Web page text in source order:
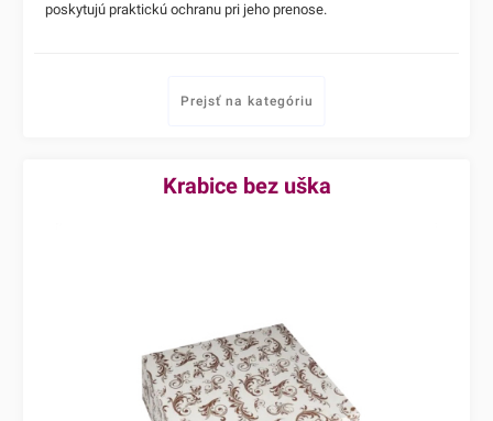
poskytujú praktickú ochranu pri jeho prenose.
Prejsť na kategóriu
Krabice bez uška